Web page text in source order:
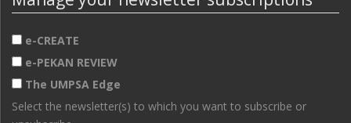
e-CREATE
e-PEKAN REVIEW
The UMPSA Edge
Select the newsletter(s) to which you want to subscribe or